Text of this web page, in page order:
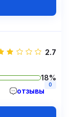
2.7
18%
отзывы
0